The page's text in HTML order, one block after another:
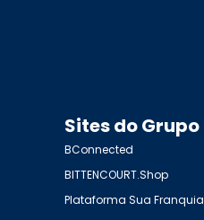
Sites do Grupo
BConnected
BITTENCOURT.Shop
Plataforma Sua Franquia